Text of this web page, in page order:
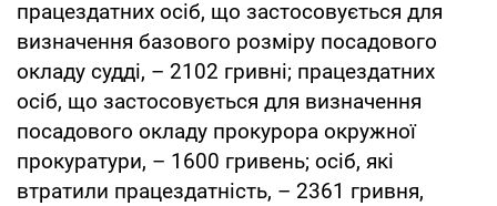
працездатних осіб, що застосовується для
визначення базового розміру посадового
окладу судді, – 2102 гривні; працездатних
осіб, що застосовується для визначення
посадового окладу прокурора окружної
прокуратури, – 1600 гривень; осіб, які
втратили працездатність, – 2361 гривня,